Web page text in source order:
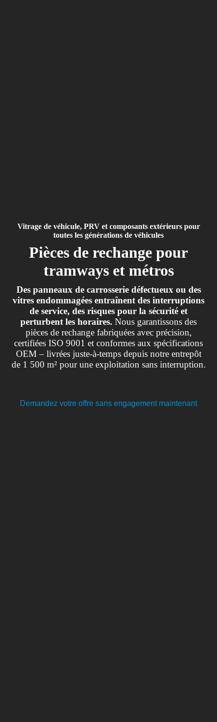
Vitrage de véhicule, PRV et composants extérieurs pour
toutes les générations de véhicules
Pièces de rechange pour
tramways et métros
Des panneaux de carrosserie défectueux ou des
vitres endommagées entraînent des interruptions
de service, des risques pour la sécurité et
perturbent les horaires. Nous garantissons des
pièces de rechange fabriquées avec précision,
certifiées ISO 9001 et conformes aux spécifications
OEM – livrées juste-à-temps depuis notre entrepôt
de 1 500 m² pour une exploitation sans interruption.
Demandez votre offre sans engagement maintenant